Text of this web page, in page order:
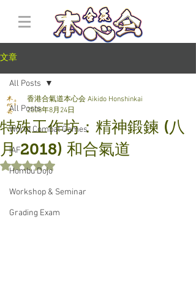
文章
All Posts
World Combat Games
IAF
Hombu Dojo
Workshop & Seminar
Grading Exam
All Posts
特殊工作坊：精神鍛鍊 (八
月 2018) 和合氣道
香港合氣道本心会 Aikido Honshinkai
2008年8月24日
評等為 NaN（最高為 5 顆星）。